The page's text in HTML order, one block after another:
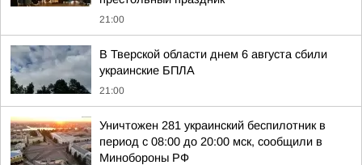
21:00
В Тверской области днем 6 августа сбили
украинские БПЛА
21:00
Уничтожен 281 украинский беспилотник в
период с 08:00 до 20:00 мск, сообщили в
Минобороны РФ